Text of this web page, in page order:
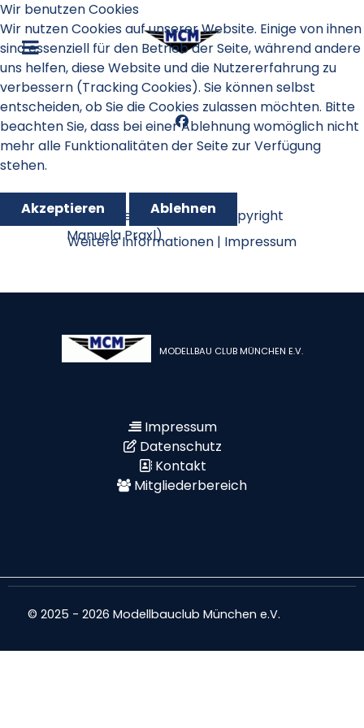
Schnupperfliegen 2019 (Copyright
Manuela Praxl)
MODELLBAU CLUB MÜNCHEN E.V.
Impressum
Datenschutz
Kontakt
Mitgliederbereich
© 2025 - 2026 Modellbauclub München e.V.
Wir benutzen Cookies
Wir nutzen Cookies auf unserer Website. Einige von ihnen
sind essenziell für den Betrieb der Seite, während andere
uns helfen, diese Website und die Nutzererfahrung zu
verbessern (Tracking Cookies). Sie können selbst
entscheiden, ob Sie die Cookies zulassen möchten. Bitte
beachten Sie, dass bei einer Ablehnung womöglich nicht
mehr alle Funktionalitäten der Seite zur Verfügung
stehen.
Akzeptieren
Ablehnen
Weitere Informationen | Impressum